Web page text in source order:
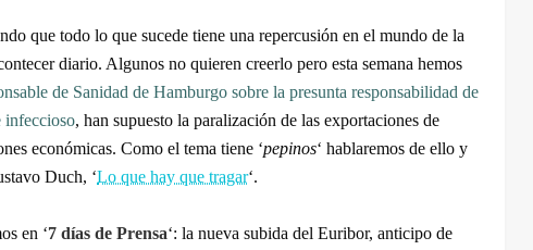
que todo lo que sucede tiene una repercusión en el mundo de la
diario. Algunos no quieren creerlo pero esta semana hemos
de Sanidad de Hamburgo sobre la presunta responsabilidad de
infeccioso, han supuesto la paralización de las exportaciones de
económicas. Como el tema tiene ‘pepinos‘ hablaremos de ello y
Duch, ‘Lo que hay que tragar‘.
en ‘7 días de Prensa‘: la nueva subida del Euribor, anticipo de